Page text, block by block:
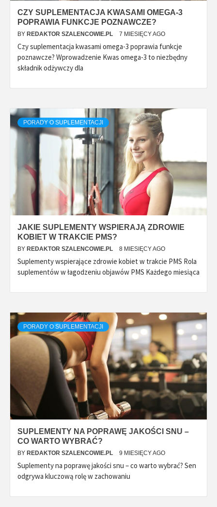
CZY SUPLEMENTACJA KWASAMI OMEGA-3
POPRAWIA FUNKCJE POZNAWCZE?
BY REDAKTOR SZALENCOWIE.PL 7 MIESIĘCY AGO
Czy suplementacja kwasami omega-3 poprawia funkcje
poznawcze? Wprowadzenie Kwas omega-3 to niezbędny
składnik odżywczy dla
PORADY O SUPLEMENTACJI
JAKIE SUPLEMENTY WSPIERAJĄ ZDROWIE
KOBIET W TRAKCIE PMS?
BY REDAKTOR SZALENCOWIE.PL 8 MIESIĘCY AGO
Suplementy wspierające zdrowie kobiet w trakcie PMS Rola
suplementów w łagodzeniu objawów PMS Każdego miesiąca
PORADY O SUPLEMENTACJI
SUPLEMENTY NA POPRAWĘ JAKOŚCI SNU –
CO WARTO WYBRAĆ?
BY REDAKTOR SZALENCOWIE.PL 9 MIESIĘCY AGO
Suplementy na poprawę jakości snu – co warto wybrać? Sen
odgrywa kluczową rolę w zachowaniu